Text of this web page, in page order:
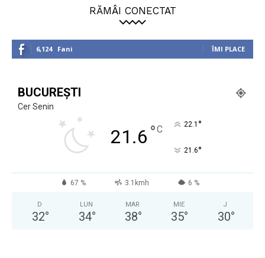
RĂMÂI CONECTAT
6,124 Fani ÎMI PLACE
BUCUREȘTI
Cer Senin
21.6 °C 22.1 °
21.6°
67 % 3.1kmh 6 %
D
32°
LUN
34°
MAR
38°
MIE
35°
J
30°